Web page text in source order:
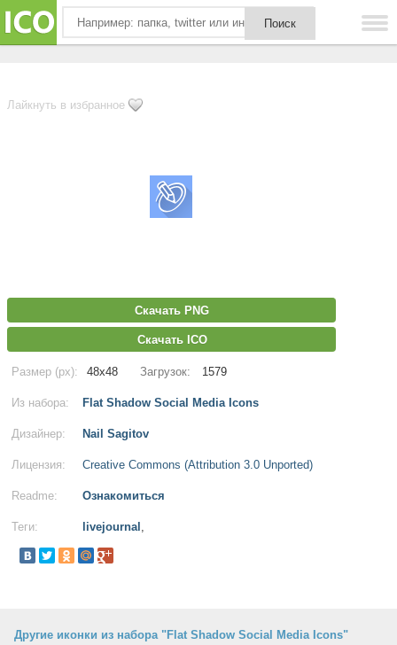
Лайкнуть в избранное
Скачать PNG
Скачать ICO
Размер (px): 48x48 Загрузок: 1579
Из набора: Flat Shadow Social Media Icons
Дизайнер: Nail Sagitov
Лицензия: Creative Commons (Attribution 3.0 Unported)
Readme: Ознакомиться
Теги: livejournal ,
Другие иконки из набора "Flat Shadow Social Media Icons"